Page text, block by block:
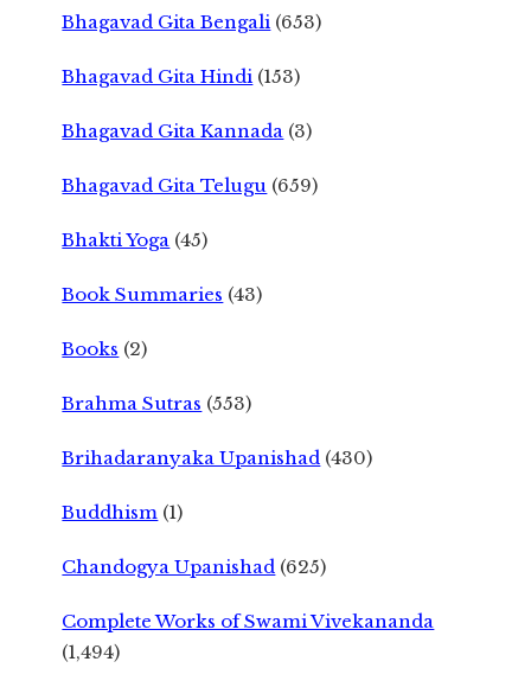
Bhagavad Gita Bengali (653)
Bhagavad Gita Hindi (153)
Bhagavad Gita Kannada (3)
Bhagavad Gita Telugu (659)
Bhakti Yoga (45)
Book Summaries (43)
Books (2)
Brahma Sutras (553)
Brihadaranyaka Upanishad (430)
Buddhism (1)
Chandogya Upanishad (625)
Complete Works of Swami Vivekananda
(1,494)